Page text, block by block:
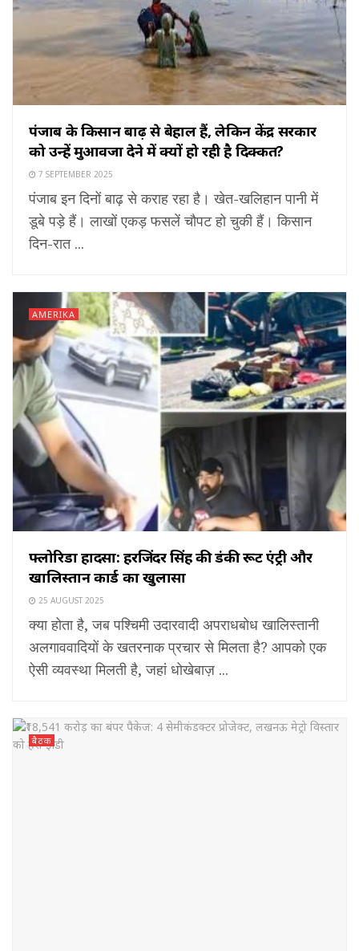
पंजाब के किसान बाढ़ से बेहाल हैं, लेकिन केंद्र सरकार
को उन्हें मुआवजा देने में क्यों हो रही है दिक्कत?
7 SEPTEMBER 2025
पंजाब इन दिनों बाढ़ से कराह रहा है। खेत-खलिहान पानी में
डूबे पड़े हैं। लाखों एकड़ फसलें चौपट हो चुकी हैं। किसान
दिन-रात ...
AMERIKA
फ्लोरिडा हादसा: हरजिंदर सिंह की डंकी रूट एंट्री और
खालिस्तान कार्ड का खुलासा
25 AUGUST 2025
क्या होता है, जब पश्चिमी उदारवादी अपराधबोध खालिस्तानी
अलगाववादियों के खतरनाक प्रचार से मिलता है? आपको एक
ऐसी व्यवस्था मिलती है, जहां धोखेबाज़ ...
बैठक